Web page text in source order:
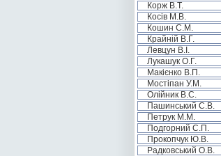
Корж В.Т.
Косів М.В.
Кошин С.М.
Крайній В.Г.
Левцун В.І.
Лукашук О.Г.
Макієнко В.П.
Мостіпан У.М.
Олійник В.С.
Пашинський С.В.
Петрук М.М.
Подгорний С.П.
Прокопчук Ю.В.
Радковський О.В.